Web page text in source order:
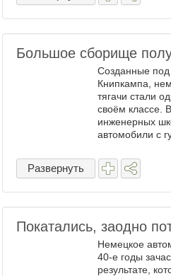
Большое сборище
Созданные под
Книпкампа,
тягачи стали
своём классе.
инженерных
автомобили с
Книпкамп
гусеничной
Развернуть
Покатались, заодно
Немецкое
40-е годы
результате,